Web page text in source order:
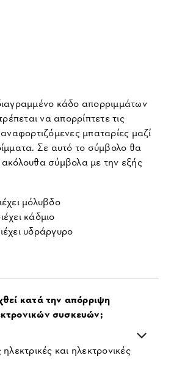
κάδο απορριμμάτων
να απορρίπτετε τις
μπαταρίες μαζί
Σε αυτό το σύμβολο θα
σύμβολα με την εξής
μόλυβδο
κάδμιο
υδράργυρο
κατά την απόρριψη
συσκευών;
και ηλεκτρονικές